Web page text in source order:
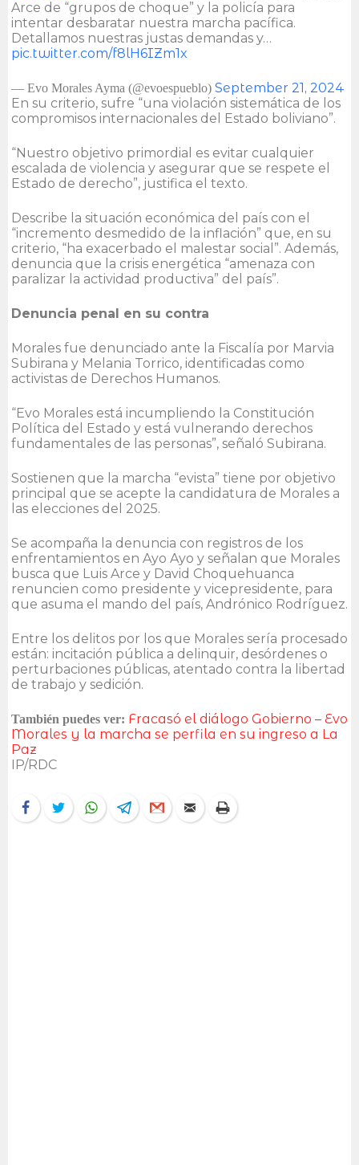
Arce de “grupos de choque” y la policía para
intentar desbaratar nuestra marcha pacífica.
Detallamos nuestras justas demandas y…
pic.twitter.com/f8lH6IZm1x
— Evo Morales Ayma (@evoespueblo) September 21, 2024
En su criterio, sufre “una violación sistemática de los
compromisos internacionales del Estado boliviano”.
“Nuestro objetivo primordial es evitar cualquier
escalada de violencia y asegurar que se respete el
Estado de derecho”, justifica el texto.
Describe la situación económica del país con el
“incremento desmedido de la inflación” que, en su
criterio, “ha exacerbado el malestar social”. Además,
denuncia que la crisis energética “amenaza con
paralizar la actividad productiva” del país”.
Denuncia penal en su contra
Morales fue denunciado ante la Fiscalía por Marvia
Subirana y Melania Torrico, identificadas como
activistas de Derechos Humanos.
“Evo Morales está incumpliendo la Constitución
Política del Estado y está vulnerando derechos
fundamentales de las personas”, señaló Subirana.
Sostienen que la marcha “evista” tiene por objetivo
principal que se acepte la candidatura de Morales a
las elecciones del 2025.
Se acompaña la denuncia con registros de los
enfrentamientos en Ayo Ayo y señalan que Morales
busca que Luis Arce y David Choquehuanca
renuncien como presidente y vicepresidente, para
que asuma el mando del país, Andrónico Rodríguez.
Entre los delitos por los que Morales sería procesado
están: incitación pública a delinquir, desórdenes o
perturbaciones públicas, atentado contra la libertad
de trabajo y sedición.
También puedes ver: Fracasó el diálogo Gobierno – Evo
Morales y la marcha se perfila en su ingreso a La
Paz
IP/RDC